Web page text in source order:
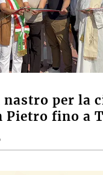
per la
Pietro fino a